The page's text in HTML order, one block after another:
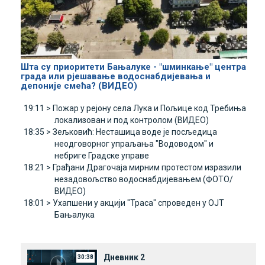
Шта су приоритети Бањалуке - "шминкање" центра
града или рјешавање водоснабдијевања и
депоније смећа? (ВИДЕО)
19:11 > Пожар у рејону села Лука и Пољице код Требиња
локализован и под контролом (ВИДЕО)
18:35 > Зељковић: Несташица воде је посљедица
неодговорног упраљања "Водоводом" и
небриге Градске управе
18:21 > Грађани Драгочаја мирним протестом изразили
незадовољство водоснабдијевањем (ФОТО/
ВИДЕО)
18:01 > Ухапшени у акцији "Траса" спроведен у ОЈТ
Бањалука
30:38
Дневник 2